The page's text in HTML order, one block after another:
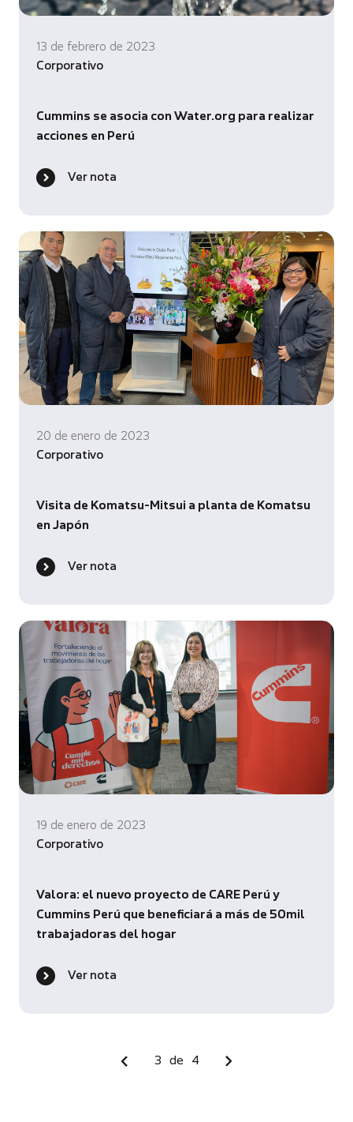
13 de febrero de 2023
Corporativo
Cummins se asocia con Water.org para realizar
acciones en Perú
Ver nota
20 de enero de 2023
Corporativo
Visita de Komatsu-Mitsui a planta de Komatsu
en Japón
Ver nota
19 de enero de 2023
Corporativo
Valora: el nuevo proyecto de CARE Perú y
Cummins Perú que beneficiará a más de 50mil
trabajadoras del hogar
Ver nota
3 de 4